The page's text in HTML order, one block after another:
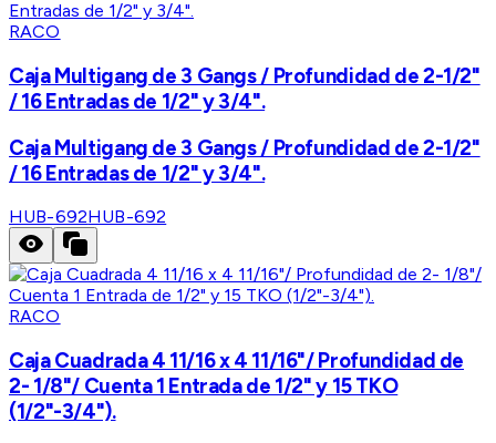
RACO
Caja Multigang de 3 Gangs / Profundidad de 2-1/2"
/ 16 Entradas de 1/2" y 3/4".
Caja Multigang de 3 Gangs / Profundidad de 2-1/2"
/ 16 Entradas de 1/2" y 3/4".
HUB-692HUB-692
RACO
Caja Cuadrada 4 11/16 x 4 11/16"/ Profundidad de
2- 1/8"/ Cuenta 1 Entrada de 1/2" y 15 TKO
(1/2"-3/4").